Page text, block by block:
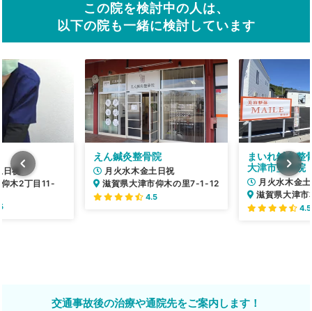
この院を検討中の人は、
以下の院も一緒に検討しています
えん鍼灸整骨院
月火水木金土日祝
滋賀県大津市仰木の里7-1-12
4.5
まいれ鍼灸整
大津市堅田院
月火水木金
滋賀県大津
4.5
祝
木2丁目11-
交通事故後の治療や通院先をご案内します！